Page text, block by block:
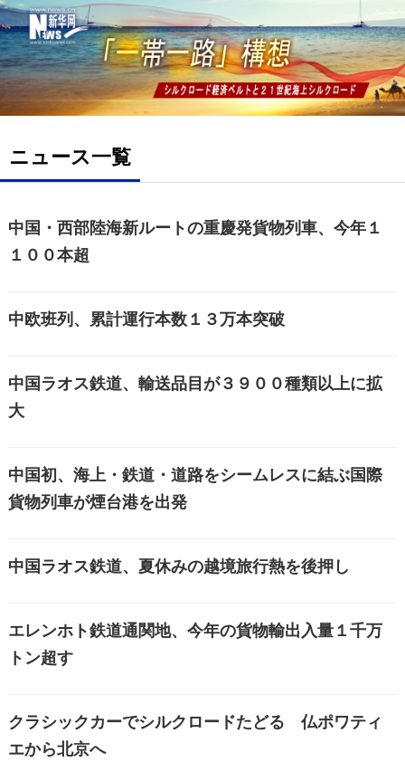
ニュース一覧
中国・西部陸海新ルートの重慶発貨物列車、今年１
１００本超
中欧班列、累計運行本数１３万本突破
中国ラオス鉄道、輸送品目が３９００種類以上に拡
大
中国初、海上・鉄道・道路をシームレスに結ぶ国際
貨物列車が煙台港を出発
中国ラオス鉄道、夏休みの越境旅行熱を後押し
エレンホト鉄道通関地、今年の貨物輸出入量１千万
トン超す
クラシックカーでシルクロードたどる 仏ポワティ
エから北京へ